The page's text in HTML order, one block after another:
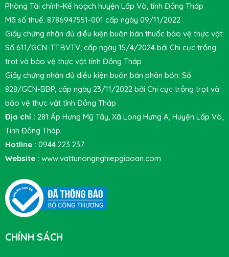
Phòng Tài chính-Kế hoạch huyện Lấp Vò, tỉnh Đồng Tháp
Mã số thuế: 8786947551-001 cấp ngày 09/11/2022
Giấy chứng nhận đủ điều kiện buôn bán thuốc bảo vệ thực vật:
Số 611/GCN-TT.BVTV, cấp ngày 15/4/2024 bởi Chi cục trồng
trọt và bảo vệ thực vật tỉnh Đồng Tháp
Giấy chứng nhận đủ điều kiện buôn bán phân bón: Số
828/GCN-BBP, cấp ngày 23/11/2022 bởi Chi cục trồng trọt và
bảo vệ thực vật tỉnh Đồng Tháp
Địa chỉ : 281 Ấp Hưng Mỹ Tây, Xã Long Hưng A, Huyện Lấp Vò,
Tỉnh Đồng Tháp
Hotline : 0944 223 237
Website : www.vattunongnghiepgiaoan.com
CHÍNH SÁCH